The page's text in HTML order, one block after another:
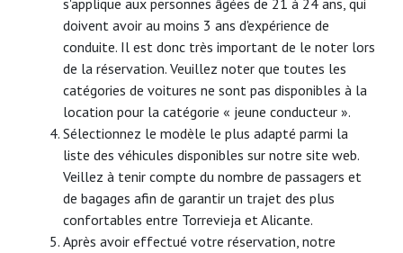
s'applique aux personnes âgées de 21 à 24 ans, qui
doivent avoir au moins 3 ans d'expérience de
conduite. Il est donc très important de le noter lors
de la réservation. Veuillez noter que toutes les
catégories de voitures ne sont pas disponibles à la
location pour la catégorie « jeune conducteur ».
Sélectionnez le modèle le plus adapté parmi la
liste des véhicules disponibles sur notre site web.
Veillez à tenir compte du nombre de passagers et
de bagages afin de garantir un trajet des plus
confortables entre Torrevieja et Alicante.
Après avoir effectué votre réservation, notre